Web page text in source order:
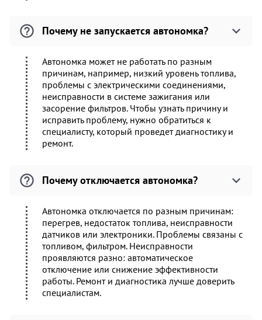
Почему не запускается автономка?
Автономка может не работать по разным
причинам, например, низкий уровень топлива,
проблемы с электрическими соединениями,
неисправности в системе зажигания или
засорение фильтров. Чтобы узнать причину и
исправить проблему, нужно обратиться к
специалисту, который проведет диагностику и
ремонт.
Почему отключается автономка?
Автономка отключается по разным причинам:
перегрев, недостаток топлива, неисправности
датчиков или электроники. Проблемы связаны с
топливом, фильтром. Неисправности
проявляются разно: автоматическое
отключение или снижение эффективности
работы. Ремонт и диагностика лучше доверить
специалистам.